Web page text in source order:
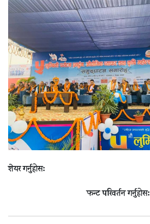
शेयर गर्नुहोस:
फन्ट परिवर्तन गर्नुहोस: